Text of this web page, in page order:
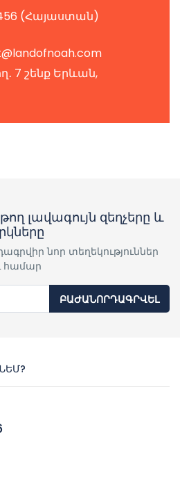
456 (Հայաստան)
7 շենք Երևան,
լավագույն զեղչերը և
նոր տեղեկություններ
համար
ԲԱԺԱՆՈՐԴԱԳՐՎԵԼ